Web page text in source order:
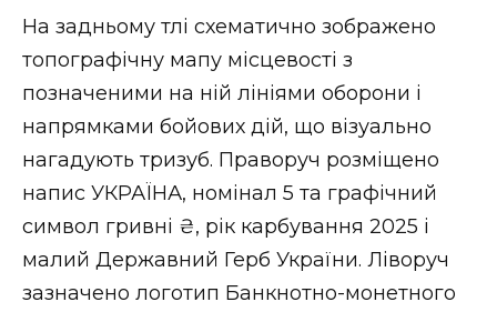
На задньому тлі схематично зображено
топографічну мапу місцевості з
позначеними на ній лініями оборони і
напрямками бойових дій, що візуально
нагадують тризуб. Праворуч розміщено
напис УКРАЇНА, номінал 5 та графічний
символ гривні ₴, рік карбування 2025 і
малий Державний Герб України. Ліворуч
зазначено логотип Банкнотно-монетного